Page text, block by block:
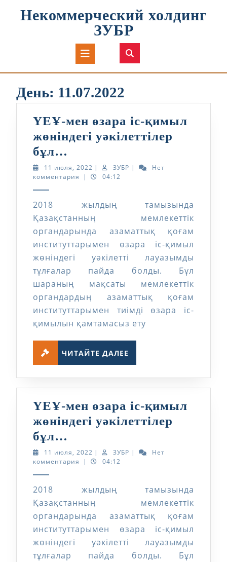
Некоммерческий холдинг
ЗУБР
Кнопка
Открыть
День: 11.07.2022
ҮЕҰ-мен өзара іс-қимыл
жөніндегі уәкілеттілер
бұл…
мен
өзара
қимыл
жөніндегі
уәкілеттілер
бұл…
11 июля, 2022 11
июля,
| ЗУБР ЗУБР
|
Нет
комментария
| 04:12
2018 жылдың тамызында
Қазақстанның мемлекеттік
органдарында азаматтық қоғам
институттарымен өзара іс-қимыл
жөніндегі уәкілетті лауазымды
тұлғалар пайда болды. Бұл
шараның мақсаты мемлекеттік
органдардың азаматтық қоғам
институттарымен тиімді өзара іс-
қимылын қамтамасыз ету
ЧИТАЙТЕ ДАЛЕЕ
ҮЕҰ-мен өзара іс-қимыл
жөніндегі уәкілеттілер
бұл…
мен
өзара
қимыл
жөніндегі
уәкілеттілер
бұл…
11 июля, 2022 11
июля,
| ЗУБР ЗУБР
|
Нет
комментария
| 04:12
2018 жылдың тамызында
Қазақстанның мемлекеттік
органдарында азаматтық қоғам
институттарымен өзара іс-қимыл
жөніндегі уәкілетті лауазымды
тұлғалар пайда болды. Бұл